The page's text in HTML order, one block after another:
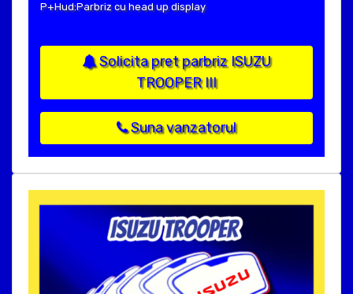
P+Hud:Parbriz cu head up display
Solicita pret parbriz ISUZU
TROOPER III
Suna vanzatorul